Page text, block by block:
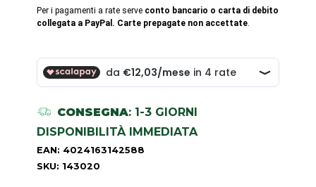
Per i pagamenti a rate serve conto bancario o carta di debito
collegata a PayPal. Carte prepagate non accettate.
CONSEGNA: 1-3 GIORNI
DISPONIBILITÀ IMMEDIATA
EAN: 4024163142588
SKU: 143020